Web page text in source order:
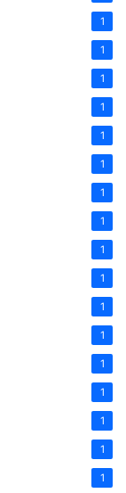
1
1
1
1
1
1
1
1
1
1
1
1
1
1
1
1
1